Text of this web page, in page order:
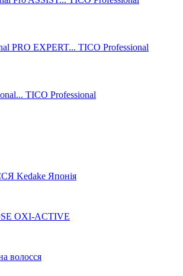
PRO EXPERT... TICO Professional
TICO Professional
Японія
OXI-ACTIVE
волосся